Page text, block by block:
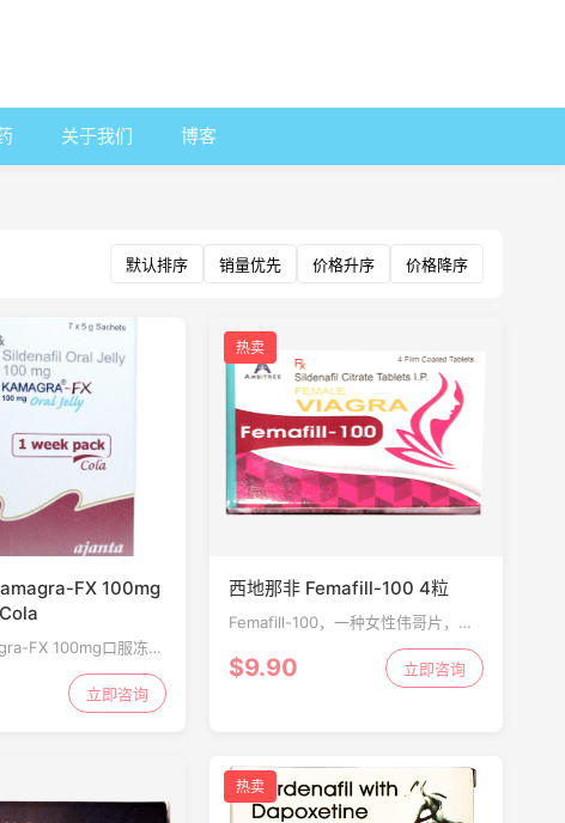
关于我们 博客
默认排序 销量优先 价格升序 价格降序
FX 100mg
FX 100mg口服冻可
治疗男性勃起功能障碍
药。它的作用是增加
。这有助于男性获得或
立即咨询
热卖
西地那非 Femafill-100 4粒
Femafill-100，一种女性伟哥片，用
于治疗女性性问题，例如缺乏欲望，
唤醒或性高潮。 西地那非，用于治疗
尚未达到目标的人的性欲减退
$9.90 立即咨询
热卖